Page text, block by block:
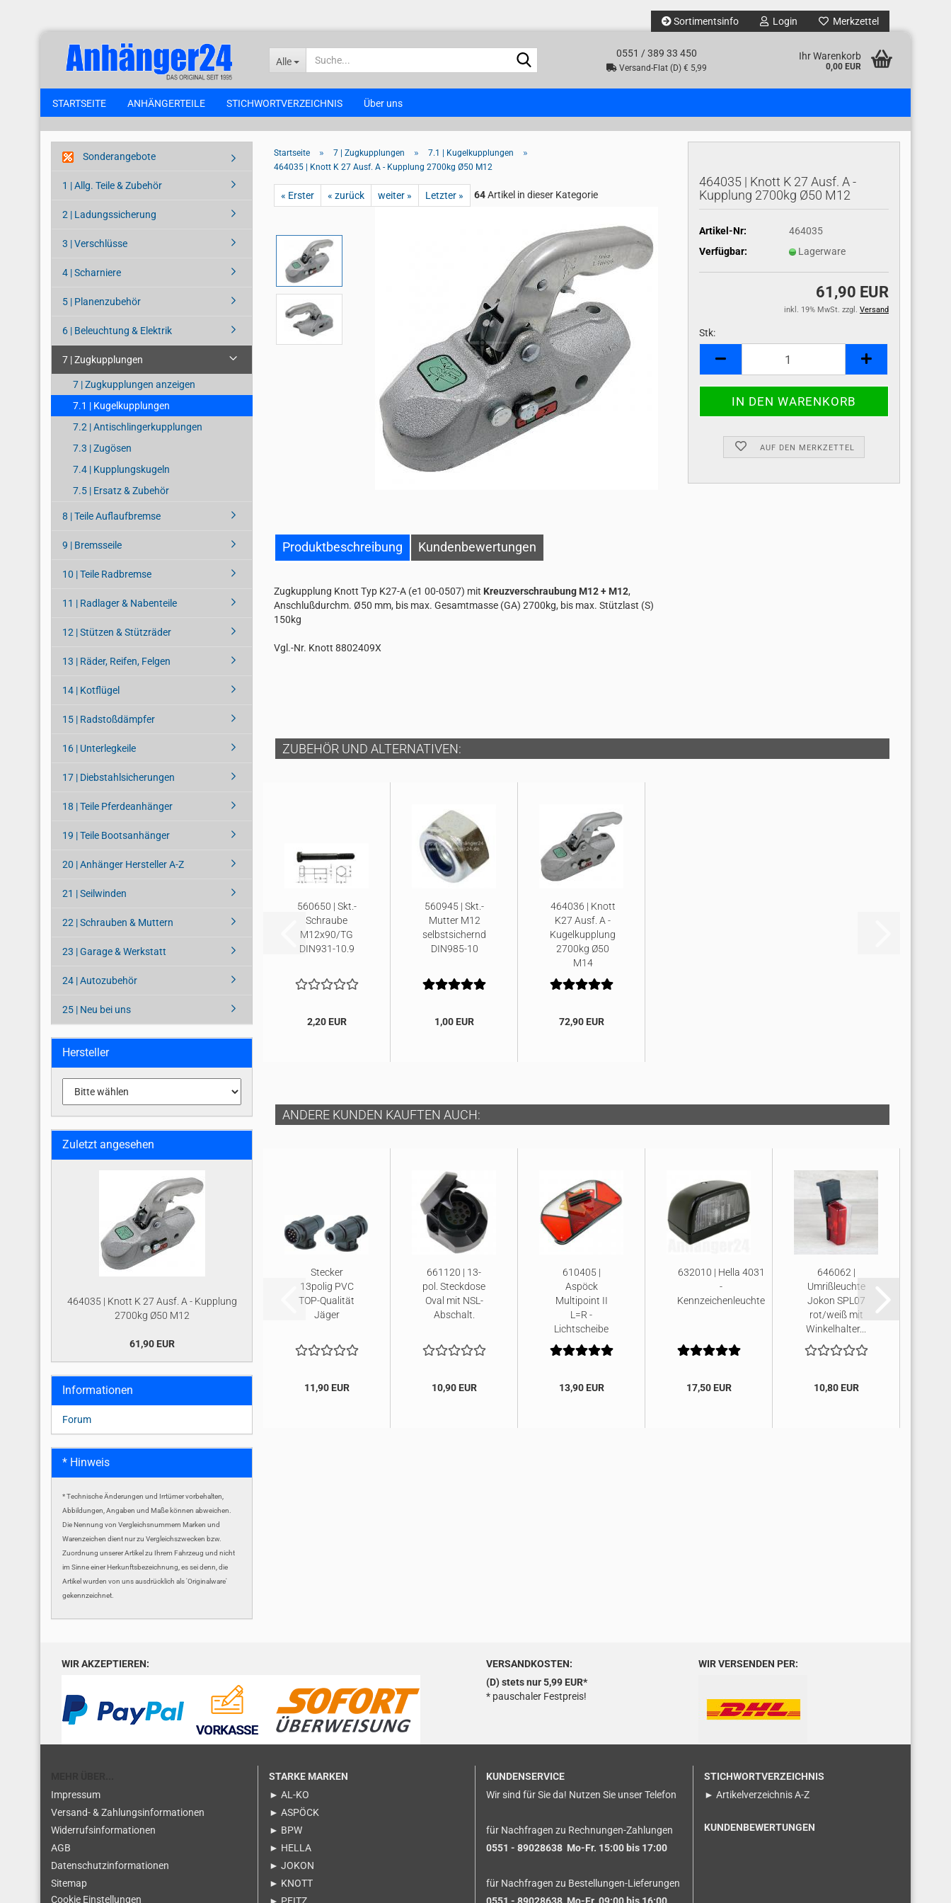
Sortimentsinfo Login Merkzettel
Alle
0551 / 389 33 450
Versand-Flat (D) € 5,99
Ihr Warenkorb
0,00 EUR
STARTSEITE ANHÄNGERTEILE STICHWORTVERZEICHNIS Über uns
Startseite » 7 | Zugkupplungen » 7.1 | Kugelkupplungen »
464035 | Knott K 27 Ausf. A - Kupplung 2700kg Ø50 M12
« Erster « zurück weiter » Letzter » 64Artikel in dieser Kategorie
464035 | Knott K 27 Ausf. A -
Kupplung 2700kg Ø50 M12
Artikel-Nr:
464035
Verfügbar:
Lagerware
61,90 EUR
inkl. 19% MwSt. zzgl. Versand
Stk:
AUF DEN MERKZETTEL
Produktbeschreibung Kundenbewertungen
Zugkupplung Knott Typ K27-A (e1 00-0507) mit Kreuzverschraubung M12 + M12,
Anschlußdurchm. Ø50 mm, bis max. Gesamtmasse (GA) 2700kg, bis max. Stützlast (S)
150kg
Vgl.-Nr. Knott 8802409X
ZUBEHÖR UND ALTERNATIVEN:
560650 | Skt.-
Schraube
M12x90/TG
DIN931-10.9
2,20 EUR
560945 | Skt.-
Mutter M12
selbstsichernd
DIN985-10
1,00 EUR
464036 | Knott
K27 Ausf. A -
Kugelkupplung
2700kg Ø50
M14
72,90 EUR
ANDERE KUNDEN KAUFTEN AUCH:
Stecker
13polig PVC
TOP-Qualität
Jäger
11,90 EUR
661120 | 13-
pol. Steckdose
Oval mit NSL-
Abschalt.
10,90 EUR
610405 |
Aspöck
Multipoint II
L=R -
Lichtscheibe
13,90 EUR
632010 | Hella 4031
-
Kennzeichenleuchte
17,50 EUR
646062 |
Umrißleuchte
Jokon SPL07
rot/weiß mit
Winkelhalter...
10,80 EUR
Sonderangebote
1 | Allg. Teile & Zubehör
2 | Ladungssicherung
3 | Verschlüsse
4 | Scharniere
5 | Planenzubehör
6 | Beleuchtung & Elektrik
7 | Zugkupplungen
7 | Zugkupplungen anzeigen
7.1 | Kugelkupplungen
7.2 | Antischlingerkupplungen
7.3 | Zugösen
7.4 | Kupplungskugeln
7.5 | Ersatz & Zubehör
8 | Teile Auflaufbremse
9 | Bremsseile
10 | Teile Radbremse
11 | Radlager & Nabenteile
12 | Stützen & Stützräder
13 | Räder, Reifen, Felgen
14 | Kotflügel
15 | Radstoßdämpfer
16 | Unterlegkeile
17 | Diebstahlsicherungen
18 | Teile Pferdeanhänger
19 | Teile Bootsanhänger
20 | Anhänger Hersteller A-Z
21 | Seilwinden
22 | Schrauben & Muttern
23 | Garage & Werkstatt
24 | Autozubehör
25 | Neu bei uns
Hersteller
Zuletzt angesehen
464035 | Knott K 27 Ausf. A - Kupplung
2700kg Ø50 M12
61,90 EUR
Informationen
Forum
* Hinweis
* Technische Änderungen und Irrtümer vorbehalten,
Abbildungen, Angaben und Maße können abweichen.
Die Nennung von Vergleichsnummern Marken und
Warenzeichen dient nur zu Vergleichszwecken bzw.
Zuordnung unserer Artikel zu Ihrem Fahrzeug und nicht
im Sinne einer Herkunftsbezeichnung, es sei denn, die
Artikel wurden von uns ausdrücklich als 'Originalware'
gekennzeichnet.
WIR AKZEPTIEREN:
VERSANDKOSTEN:
(D) stets nur 5,99 EUR*
* pauschaler Festpreis!
WIR VERSENDEN PER:
Impressum
Versand- & Zahlungsinformationen
Widerrufsinformationen
AGB
Datenschutzinformationen
Sitemap
Cookie Einstellungen
STARKE MARKEN
► AL-KO
► ASPÖCK
► BPW
► HELLA
► JOKON
► KNOTT
KUNDENSERVICE
Wir sind für Sie da! Nutzen Sie unser Telefon
für Nachfragen zu Rechnungen-Zahlungen
0551 - 89028638 Mo-Fr. 15:00 bis 17:00
für Nachfragen zu Bestellungen-Lieferungen
STICHWORTVERZEICHNIS
► Artikelverzeichnis A-Z
KUNDENBEWERTUNGEN